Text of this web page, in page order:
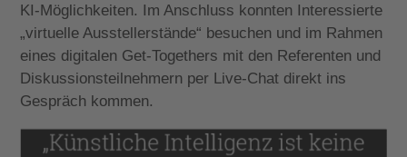
KI-Möglichkeiten. Im Anschluss konnten Interessierte
„virtuelle Ausstellerstände“ besuchen und im Rahmen
eines digitalen Get-Togethers mit den Referenten und
Diskussionsteilnehmern per Live-Chat direkt ins
Gespräch kommen.